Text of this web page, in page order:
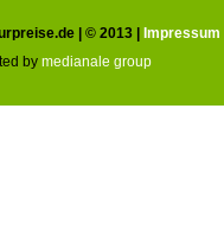
| © 2013 | Impressum
by medianale group